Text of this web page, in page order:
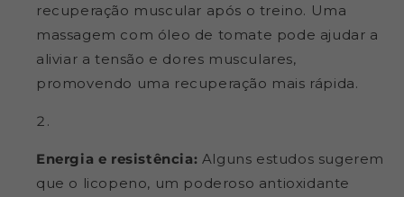
recuperação muscular após o treino. Uma
massagem com óleo de tomate pode ajudar a
aliviar a tensão e dores musculares,
promovendo uma recuperação mais rápida.
Energia e resistência: Alguns estudos sugerem
que o licopeno, um poderoso antioxidante